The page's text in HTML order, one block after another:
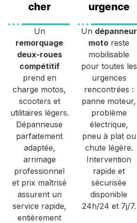
cher
Un
remorquage
deux-roues
compétitif
prend en
charge motos,
scooters et
utilitaires légers.
Dépanneuse
parfaitement
adaptée,
arrimage
professionnel
et prix maîtrisé
assurent un
service rapide,
entièrement
urgence
Un dépanneur
moto reste
mobilisable
pour toutes les
urgences
rencontrées :
panne moteur,
problème
électrique,
pneu à plat ou
chute légère.
Intervention
rapide et
sécurisée
disponible
24h/24 et 7j/7.